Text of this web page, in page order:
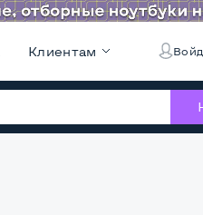
Клиентам